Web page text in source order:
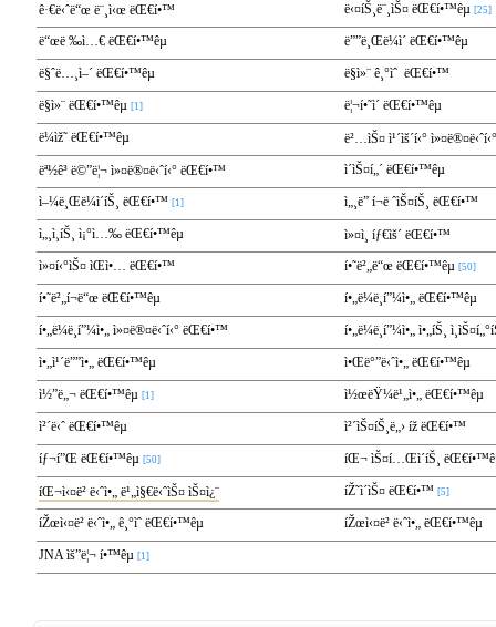
ê·€ë‹ˆë“œ ë¨¸ì‹œ ëŒ€í•™ ë‹¤íŠ¸ë¨¸ìŠ¤ ëŒ€í•™êµ [25]
ë“œë ‰ì…€ ëŒ€í•™êµ ë””ë¸Œë¼ì´ ëŒ€í•™êµ
ë§ˆë…¸ì–´ ëŒ€í•™êµ ë§ì»¨ ê¸°ìˆ ëŒ€í•™
ë§ì»¨ ëŒ€í•™êµ [1] ë¦¬í•˜ì´ ëŒ€í•™êµ
ë¼ìž˜ ëŒ€í•™êµ ë²…ìŠ¤ ì¹´ìš´í‹°
ëª½ê³ ë©”ë¦¬ ì»¤ë®¤ë‹ˆí‹° ëŒ€í•™ ì´ìŠ¤í„´ ëŒ€í•™êµ
ì–¼ë¸Œë¼ì´íŠ¸ ëŒ€í•™ [1] ì„¸ë” í¬ë ˆìŠ¤íŠ¸ ëŒ€í•™
ì„¸ì¸íŠ¸ ì¡°ì…‰ ëŒ€í•™êµ
ì»¤ì¸ íƒ€ìš´ ëŒ€í•™
ì»¤í‹°ìŠ¤ ìŒì•… ëŒ€í•™
í•˜ë²„ë“œ ëŒ€í•™êµ [50]
í•˜ë²„í¬ë“œ ëŒ€í•™êµ í•„ë¼ë¸í”¼ì•„ ëŒ€í•™êµ
í•„ë¼ë¸í”¼ì•„ ì»¤ë®¤ë‹ˆí‹° ëŒ€í•™ í•„ë¼ë¸í”¼ì•„ ì•„íŠ¸
ì•„ì¹´ë””ì•„ ëŒ€í•™êµ ì•Œë°”ë‹ˆì•„ ëŒ€í•™êµ
ì½”ë„¬ ëŒ€í•™êµ [1] ì½œëŸ¼ë¹„ì•„ ëŒ€í•™êµ
ì²´ë‹ˆ ëŒ€í•™êµ ì²´ìŠ¤íŠ¸ë„› íž ëŒ€í•™
íƒ¬í”Œ ëŒ€í•™êµ [50] íŒ¬ ìŠ¤í…Œì´íŠ¸
íŒ¬ì‹¤ë² ë‹ˆì•„ ë¹„ì§€ë‹ˆìŠ¤ ìŠ¤ì¿¨ íŽ˜ì´ìŠ¤ ëŒ€í•™ [5]
íŽœì‹¤ë² ë‹ˆì•„ ê¸°ìˆ ëŒ€í•™êµ íŽœì‹¤ë² ë‹ˆì•„ ëŒ€í•™êµ
JNA ìš”ë¦¬ í•™êµ [1]